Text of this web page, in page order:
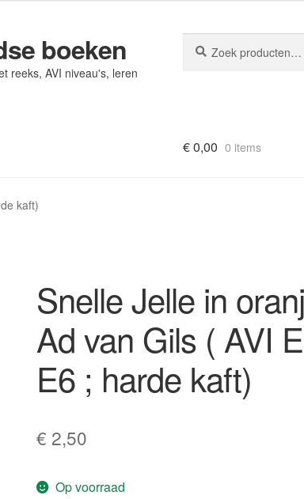
boeken
reeks, AVI niveau's, leren
naar:
€0,00 0 items
kaft)
Snelle Jelle in
Ad van Gils ( AVI
E6 ; harde kaft)
€ 2,50
Op voorraad